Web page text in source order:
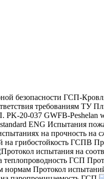
безопасности ГСП-
требованиям ТУ
Испытания
на прочность
Протокол